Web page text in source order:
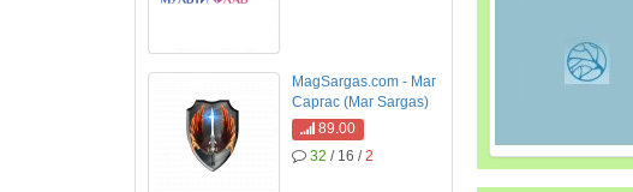
MagSargas.com - Маг
Саргас (Маг Sargas)
89.00
32 / 16 /2